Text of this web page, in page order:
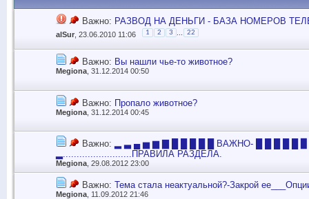
Важно: РАЗВОД НА ДЕНЬГИ - БАЗА НОМЕРОВ
alSur , 23.06.2010 11:06 1 2 3 22
Важно: Вы нашли чье-то животное?
Megiona, 31.12.2014 00:50
Важно: Пропало животное?
Megiona , 31.12.2014 00:45
Важно: ▂ ▃ ▄ ▅ ▆ ▇ █ █ █ █ █ ВАЖНО- █ █ █ █ █
▂.........................ПРАВИЛА РАЗДЕЛА.
Megiona, 29.08.2012 23:00
Важно: Тема стала неактуальной?-Закрой
Megiona , 11.09.2012 21:46